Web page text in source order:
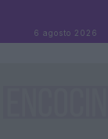
6 agosto 2026